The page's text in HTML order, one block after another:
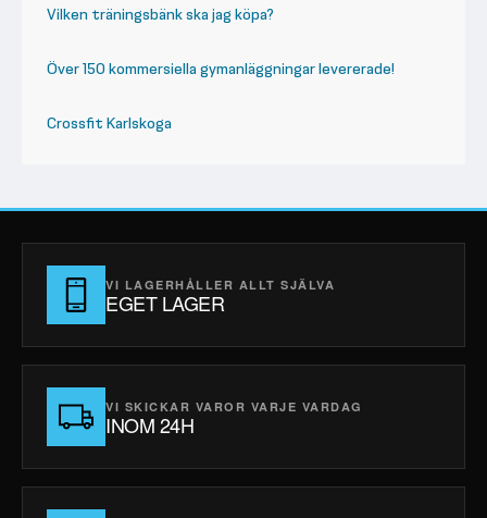
Vilken träningsbänk ska jag köpa?
Över 150 kommersiella gymanläggningar levererade!
Crossfit Karlskoga
VI LAGERHÅLLER ALLT SJÄLVA
EGET LAGER
VI SKICKAR VAROR VARJE VARDAG
INOM 24H